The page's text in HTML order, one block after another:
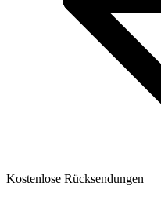
Kostenlose Rücksendungen